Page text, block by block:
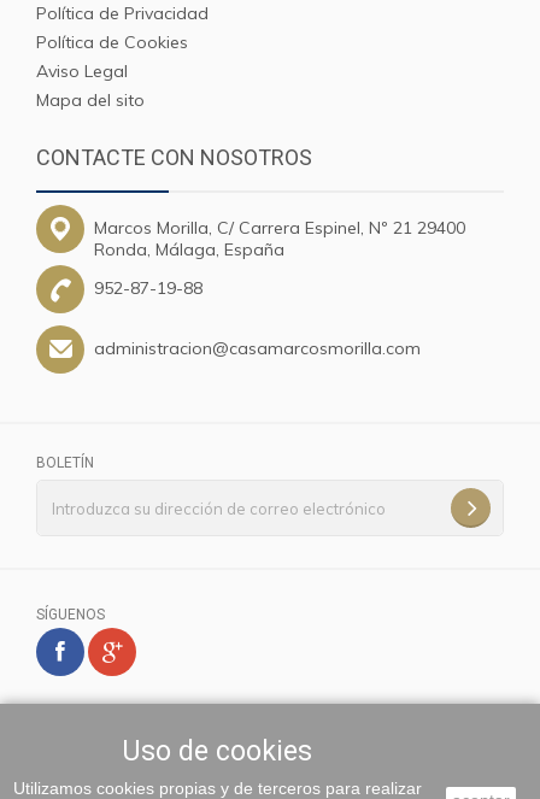
Política de Privacidad
Política de Cookies
Aviso Legal
Mapa del sito
CONTACTE CON NOSOTROS
Marcos Morilla, C/ Carrera Espinel, Nº 21 29400
Ronda, Málaga, España
952-87-19-88
administracion@casamarcosmorilla.com
BOLETÍN
SÍGUENOS
Uso de cookies
Utilizamos cookies propias y de terceros para realizar